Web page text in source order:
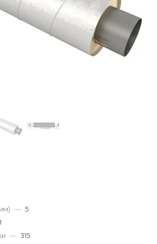
— 5
1
— 315